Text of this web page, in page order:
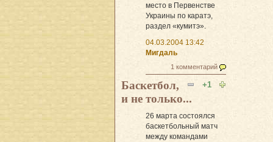
место в Первенстве
Украины по каратэ,
раздел «кумитэ».
04.03.2004 13:42
Мигдаль
1 комментарий
+1
Баскетбол,
и не только...
26 марта состоялся
баскетбольный матч
между командами